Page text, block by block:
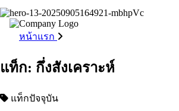
หน้าแรก
แท็ก: กึ่งสังเคราะห์
แท็กปัจจุบัน